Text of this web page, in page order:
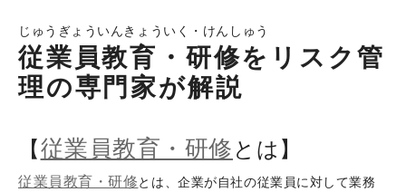
じゅうぎょういんきょういく・けんしゅう
従業員教育・研修をリスク管
理の専門家が解説
【従業員教育・研修 とは】
従業員教育・研修とは、企業が自社の従業員に対して業務